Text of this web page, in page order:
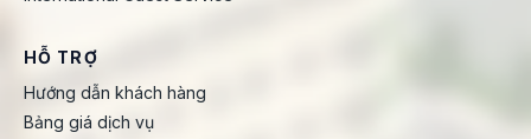
HỖ TRỢ
Hướng dẫn khách hàng
Bảng giá dịch vụ